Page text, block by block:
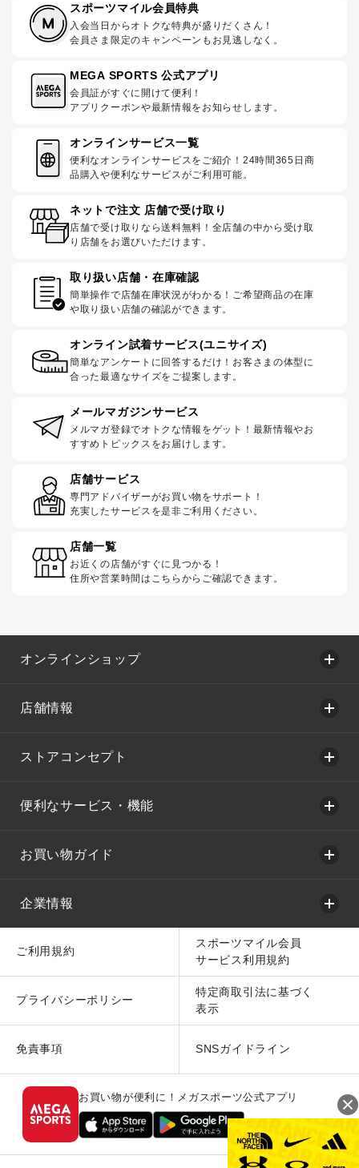
スポーツマイル会員特典
入会当日からオトクな特典が盛りだくさん！
会員さま限定のキャンペーンもお見逃しなく。
MEGA SPORTS 公式アプリ
会員証がすぐに開けて便利！
アプリクーポンや最新情報をお知らせします。
オンラインサービス一覧
便利なオンラインサービスをご紹介！24時間365日商
品購入や便利なサービスがご利用可能。
ネットで注文 店舗で受け取り
店舗で受け取りなら送料無料！全店舗の中から受け取
り店舗をお選びいただけます。
取り扱い店舗・在庫確認
簡単操作で店舗在庫状況がわかる！ご希望商品の在庫
や取り扱い店舗の確認ができます。
オンライン試着サービス(ユニサイズ)
簡単なアンケートに回答するだけ！お客さまの体型に
合った最適なサイズをご提案します。
メールマガジンサービス
メルマガ登録でオトクな情報をゲット！最新情報やお
すすめトピックスをお届けします。
店舗サービス
専門アドバイザーがお買い物をサポート！
充実したサービスを是非ご利用ください。
店舗一覧
お近くの店舗がすぐに見つかる！
住所や営業時間はこちらからご確認できます。
オンラインショップ
店舗情報
ストアコンセプト
便利なサービス・機能
お買い物ガイド
企業情報
ご利用規約
スポーツマイル会員
サービス利用規約
プライバシーポリシー
特定商取引法に基づく
表示
免責事項 SNSガイドライン
お買い物が便利に！メガスポーツ公式アプリ